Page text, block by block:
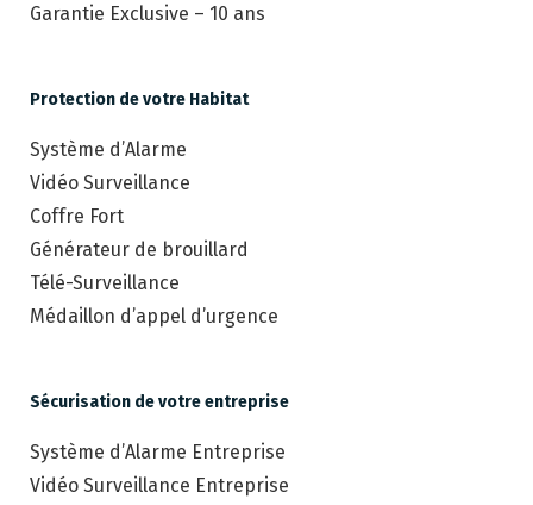
Garantie Exclusive – 10 ans
Protection de votre Habitat
Système d’Alarme
Vidéo Surveillance
Coffre Fort
Générateur de brouillard
Télé-Surveillance
Médaillon d’appel d’urgence
Sécurisation de votre entreprise
Système d’Alarme Entreprise
Vidéo Surveillance Entreprise